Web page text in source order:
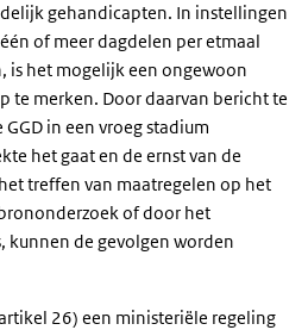
gehandicapten. In instellingen
of meer dagdelen per etmaal
is het mogelijk een ongewoon
te merken. Door daarvan bericht te
in een vroeg stadium
het gaat en de ernst van de
treffen van maatregelen op het
of door het
kunnen de gevolgen worden
26) een ministeriële regeling